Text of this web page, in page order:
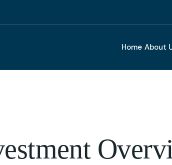
Home About